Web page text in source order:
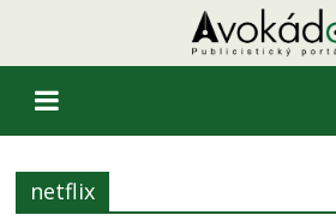
netflix